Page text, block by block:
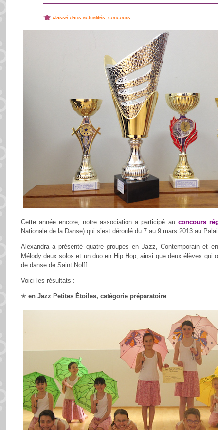
classé dans actualités concours
Cette année encore, notre association a participé au concours
Nationale de la Danse) qui s’est déroulé du 7 au 9 mars 2013 au
Alexandra a présenté quatre groupes en Jazz, Contemporain et
Mélody deux solos et un duo en Hip Hop, ainsi que deux élèves qui
de danse de Saint Nolff.
Voici les résultats :
✭ en Jazz Petites Étoiles, catégorie préparatoire: